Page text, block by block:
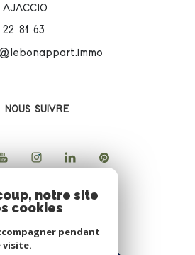
AJACCIO
81 63
NOUS SUIVRE
ADHERENTS
notre site
cookies
pendant